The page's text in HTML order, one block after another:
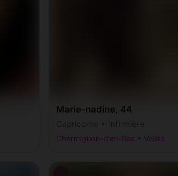
Marie-nadine, 44
Chermignon-d'en-Bas • Valais